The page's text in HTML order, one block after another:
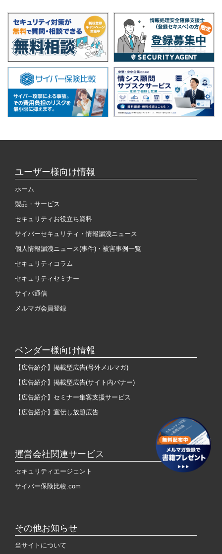
ユーザー様向け情報
ホーム
製品・サービス
セキュリティお役立ち資料
サイバーセキュリティ・情報漏洩ニュース
個人情報漏洩ニュース(事件)・被害事例一覧
セキュリティコラム
セキュリティセミナー
サイバ通信
メルマガ会員登録
ベンダー様向け情報
【広告紹介】掲載型広告(号外メルマガ)
【広告紹介】掲載型広告(サイト内バナー)
【広告紹介】セミナー集客支援サービス
【広告紹介】宣伝し放題広告
運営会社関連サービス
セキュリティエージェント
サイバー保険比較.com
その他お知らせ
当サイトについて